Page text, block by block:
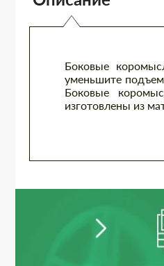
Боковые
уменьшите
Боковые
изготовлены из